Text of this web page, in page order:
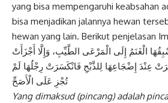
yang bisa mempengaruhi keabsahan
bisa menjadikan jalannya hewan
hewan yang lain. Berikut penjelasan
الْغَنَمُ إِلَى الْمَرْعَى الطَّيِّبِ، وَإِلَّا أَجْزَأَتْ
عِنْدَ إِضْجَاعِهَا لِلذَّبْحِ فَانْكَسَرَتْ رِجْلُهَا لَمْ
تُجْزِ عَلَى الْأَصَحِّ
Yang dimaksud (pincang) adalah